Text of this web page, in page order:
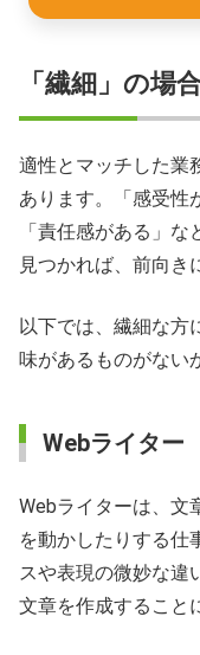
「繊細」の場
適性とマッチした業
あります。「感受性
「責任感がある」
見つかれば、前向き
以下では、繊細な方
味があるものがない
Webライター
Webライターは、文
を動かしたりする仕
スや表現の微妙な違
文章を作成すること